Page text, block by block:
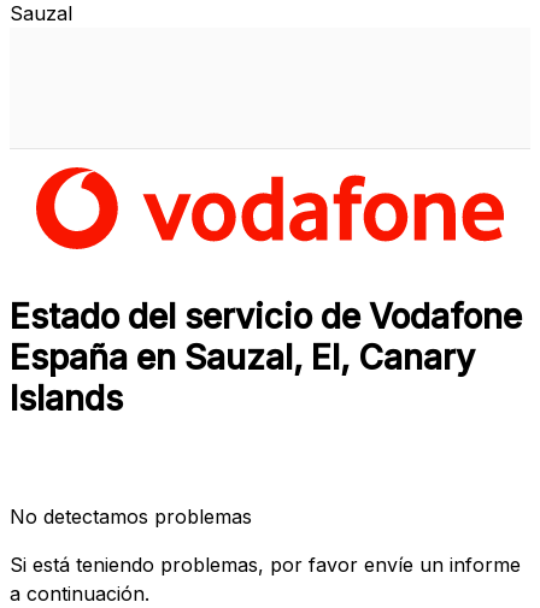
Sauzal
Estado del servicio de Vodafone
España en Sauzal, El, Canary
Islands
No detectamos problemas
Si está teniendo problemas, por favor envíe un informe
a continuación.